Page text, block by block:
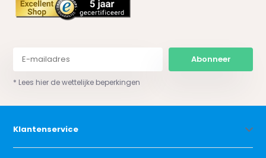
Abonneer
* Lees hier de wettelijke beperkingen
Klantenservice